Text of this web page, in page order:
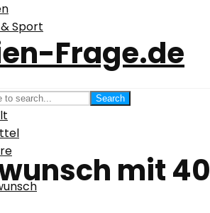
Sport
Search
mit 40